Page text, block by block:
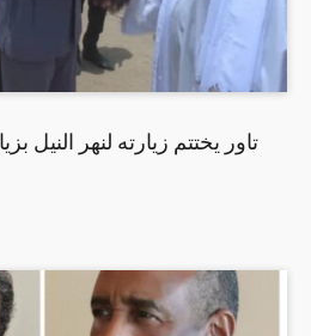
تاور يختتم زيارته لنهر النيل